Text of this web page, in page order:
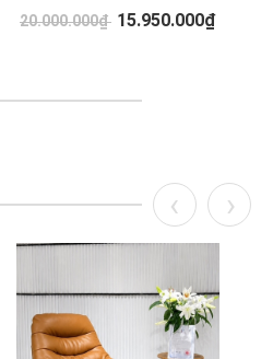
20.000.000₫ 15.950.000₫